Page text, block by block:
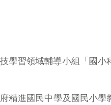
學習領域輔導小組「國小
精進國民中學及國民小學